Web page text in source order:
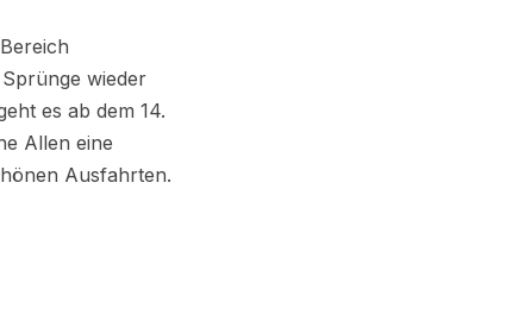
wieder
es ab dem 14.
Allen eine
Ausfahrten.